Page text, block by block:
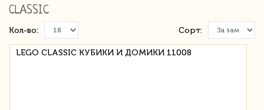
CLASSIC
Кол-во: Сорт:
LEGO CLASSIC КУБИКИ И ДОМИКИ 11008